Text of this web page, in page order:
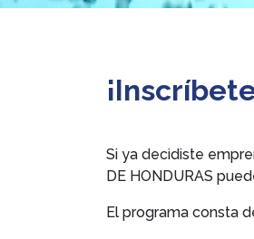
Si ya decidiste
DE HONDURAS
El programa consta